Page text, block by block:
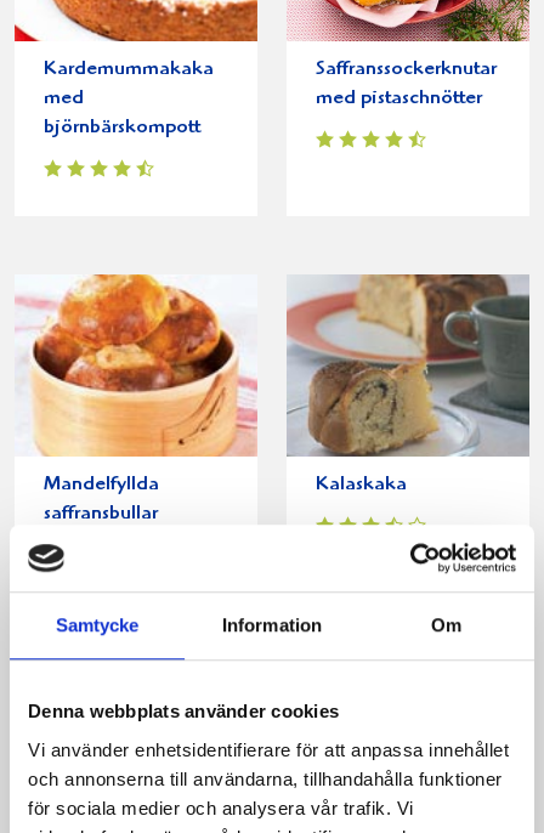
Samtycke Information Om
Denna webbplats använder cookies
Vi använder enhetsidentifierare för att anpassa innehållet
och annonserna till användarna, tillhandahålla funktioner
för sociala medier och analysera vår trafik. Vi
Kardemummakaka
med
björnbärskompott
Saffranssockerknutar
med pistaschnötter
Mandelfyllda
saffransbullar
Kalaskaka